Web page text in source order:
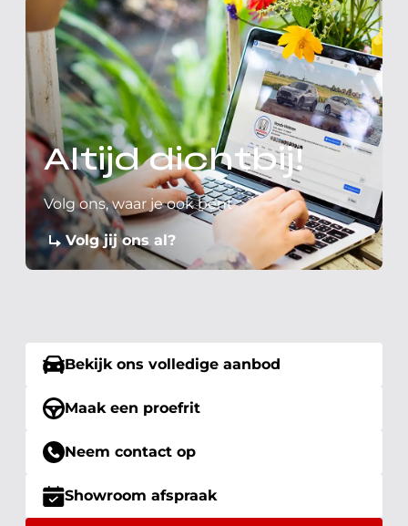
Altijd dichtbij!
Volg ons, waar je ook bent
Volg jij ons al?
Bekijk ons volledige aanbod
Maak een proefrit
Neem contact op
Showroom afspraak